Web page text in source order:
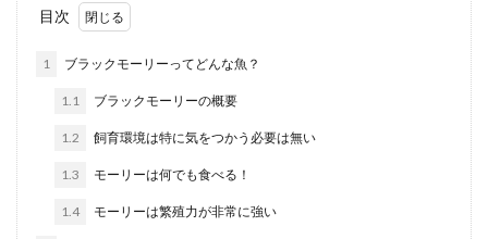
目次
1 ブラックモーリーってどんな魚？
1.1 ブラックモーリーの概要
1.2 飼育環境は特に気をつかう必要は無い
1.3 モーリーは何でも食べる！
1.4 モーリーは繁殖力が非常に強い